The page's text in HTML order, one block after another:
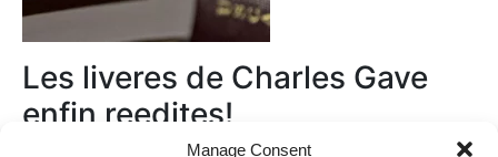
Manage Consent
Les liveres de Charles Gave
enfin reedites!